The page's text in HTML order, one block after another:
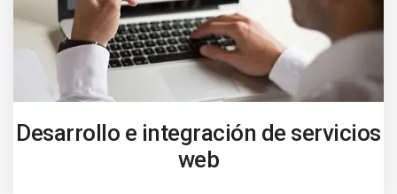
Desarrollo e integración de servicios
web